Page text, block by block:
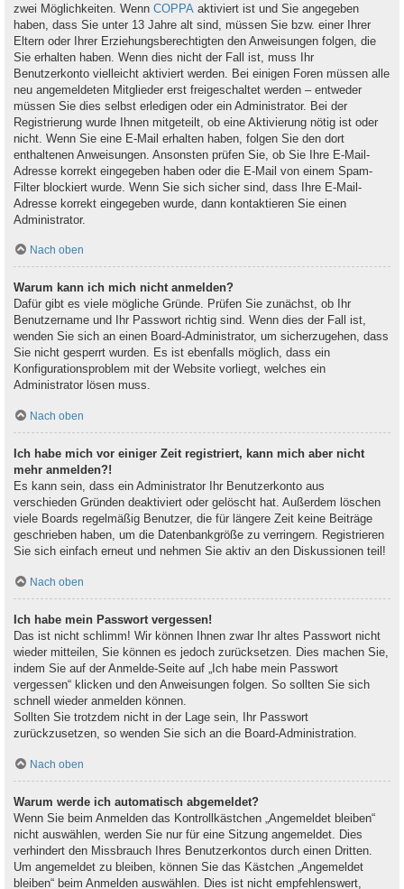
zwei Möglichkeiten. Wenn COPPA aktiviert ist und Sie angegeben
haben, dass Sie unter 13 Jahre alt sind, müssen Sie bzw. einer Ihrer
Eltern oder Ihrer Erziehungsberechtigten den Anweisungen folgen, die
Sie erhalten haben. Wenn dies nicht der Fall ist, muss Ihr
Benutzerkonto vielleicht aktiviert werden. Bei einigen Foren müssen alle
neu angemeldeten Mitglieder erst freigeschaltet werden – entweder
müssen Sie dies selbst erledigen oder ein Administrator. Bei der
Registrierung wurde Ihnen mitgeteilt, ob eine Aktivierung nötig ist oder
nicht. Wenn Sie eine E-Mail erhalten haben, folgen Sie den dort
enthaltenen Anweisungen. Ansonsten prüfen Sie, ob Sie Ihre E-Mail-
Adresse korrekt eingegeben haben oder die E-Mail von einem Spam-
Filter blockiert wurde. Wenn Sie sich sicher sind, dass Ihre E-Mail-
Adresse korrekt eingegeben wurde, dann kontaktieren Sie einen
Administrator.
Nach oben
Warum kann ich mich nicht anmelden?
Dafür gibt es viele mögliche Gründe. Prüfen Sie zunächst, ob Ihr
Benutzername und Ihr Passwort richtig sind. Wenn dies der Fall ist,
wenden Sie sich an einen Board-Administrator, um sicherzugehen, dass
Sie nicht gesperrt wurden. Es ist ebenfalls möglich, dass ein
Konfigurationsproblem mit der Website vorliegt, welches ein
Administrator lösen muss.
Nach oben
Ich habe mich vor einiger Zeit registriert, kann mich aber nicht
mehr anmelden?!
Es kann sein, dass ein Administrator Ihr Benutzerkonto aus
verschieden Gründen deaktiviert oder gelöscht hat. Außerdem löschen
viele Boards regelmäßig Benutzer, die für längere Zeit keine Beiträge
geschrieben haben, um die Datenbankgröße zu verringern. Registrieren
Sie sich einfach erneut und nehmen Sie aktiv an den Diskussionen teil!
Nach oben
Ich habe mein Passwort vergessen!
Das ist nicht schlimm! Wir können Ihnen zwar Ihr altes Passwort nicht
wieder mitteilen, Sie können es jedoch zurücksetzen. Dies machen Sie,
indem Sie auf der Anmelde-Seite auf „Ich habe mein Passwort
vergessen“ klicken und den Anweisungen folgen. So sollten Sie sich
schnell wieder anmelden können.
Sollten Sie trotzdem nicht in der Lage sein, Ihr Passwort
zurückzusetzen, so wenden Sie sich an die Board-Administration.
Nach oben
Warum werde ich automatisch abgemeldet?
Wenn Sie beim Anmelden das Kontrollkästchen „Angemeldet bleiben“
nicht auswählen, werden Sie nur für eine Sitzung angemeldet. Dies
verhindert den Missbrauch Ihres Benutzerkontos durch einen Dritten.
Um angemeldet zu bleiben, können Sie das Kästchen „Angemeldet
bleiben“ beim Anmelden auswählen. Dies ist nicht empfehlenswert,